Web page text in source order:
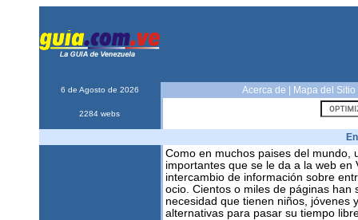
6 de Agosto de 2026 Acerca de Mapa del Sitio
2284 webs
Como en muchos paises del mundo,
importantes que se le da a la web en
intercambio de información sobre
ocio. Cientos o miles de páginas han
necesidad que tienen niños, jóvenes
alternativas para pasar su tiempo